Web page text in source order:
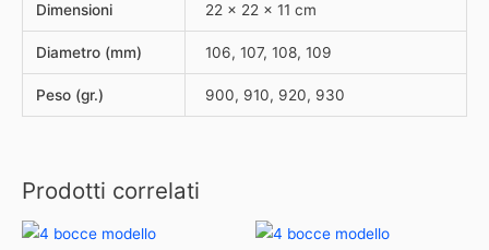
Dimensioni 22 × 22 × 11 cm
Diametro (mm) 106, 107, 108, 109
Peso (gr.) 900, 910, 920, 930
Prodotti correlati